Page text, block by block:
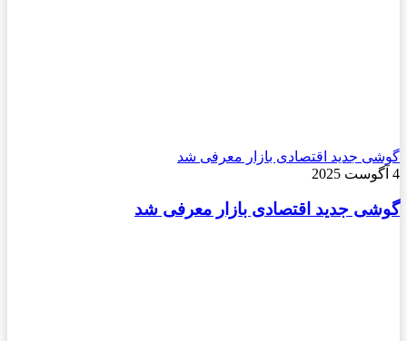
گوشی جدید اقتصادی بازار معرفی شد
4 آگوست 2025
گوشی جدید اقتصادی بازار معرفی شد